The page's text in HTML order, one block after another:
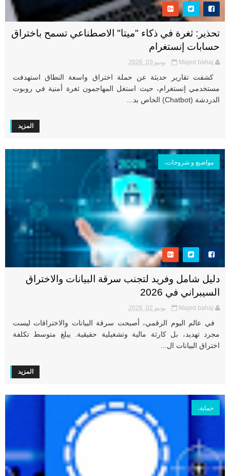
تحذير: ثغرة في ذكاء "ميتا" الاصطناعي تسمح باختراق
حسابات إنستغرام
Majed bahaj يونيو 03, 2026
كشفت تقارير حديثة عن حملة اختراق واسعة النطاق استهدفت
مستخدمي إنستغرام، حيث استغل المهاجمون ثغرة أمنية في روبوت
الدردشة (Chatbot) الخاص بد...
المزيد
مواضيع و شروحات،
دليل شامل وفريد لتجنب سرقة البيانات والاختراق
السيبراني في 2026
Majed bahaj يونيو 02, 2026
في عالم اليوم الرقمي، أصبحت سرقة البيانات والاختراقات ليست
مجرد تهديد، بل كارثة مالية وتشغيلية حقيقية. يبلغ متوسط تكلفة
اختراق البيانات ال...
المزيد
حماية،